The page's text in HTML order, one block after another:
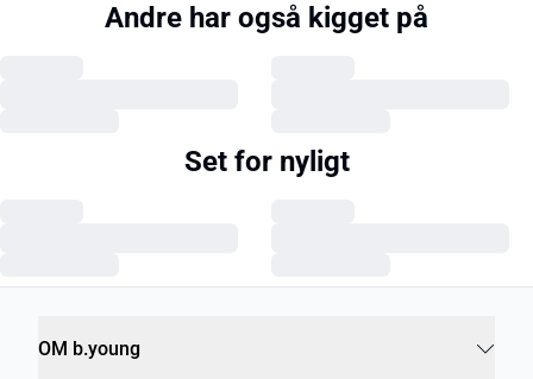
Andre har også kigget på
Set for nyligt
OM b.young